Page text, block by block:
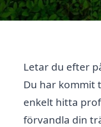
Letar du efter
Du har kommit
enkelt hitta
förvandla din